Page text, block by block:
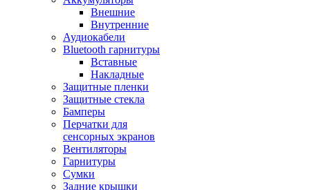
Внешние
Внутренние
Аудиокабели
Bluetooth гарнитуры
Вставные
Накладные
Защитные пленки
Защитные стекла
Бамперы
Перчатки для
сенсорных экранов
Вентиляторы
Гарнитуры
Сумки
Задние крышки